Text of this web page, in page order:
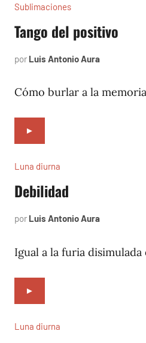
Sublimaciones
Tango del positivo
por Luis Antonio Aura
2022
Cómo burlar a la
►
Luna diurna
Debilidad
por Luis Antonio Aura
2002
Igual a la furia disimulada
►
Luna diurna